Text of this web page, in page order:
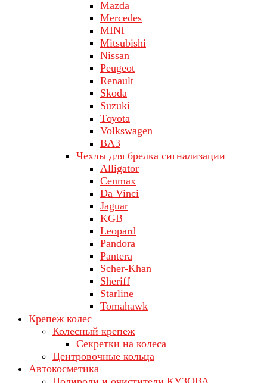
Mazda
Merсеdеs
MINI
Mitsubishi
Nissan
Peugeot
Renault
Skoda
Suzuki
Tоуоta
Volkswagen
ВA3
Чехлы для брелка сигнализации
Alligator
Cenmax
Da Vinci
Jaguar
KGB
Leopard
Pandora
Pantera
Scher-Khan
Sheriff
Starline
Tomahawk
Крепеж колес
Колесный крепеж
Секретки на колеса
Центровочные кольца
Автокосметика